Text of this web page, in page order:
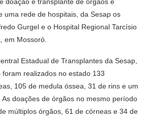
doação e transplante de órgãos é
uma rede de hospitais, da Sesap os
Gurgel e o Hospital Regional Tarcísio
em Mossoró.
Estadual de Transplantes da Sesap,
realizados no estado 133
105 de medula óssea, 31 de rins e um
doações de órgãos no mesmo período
múltiplos órgãos, 61 de córneas e 34 de